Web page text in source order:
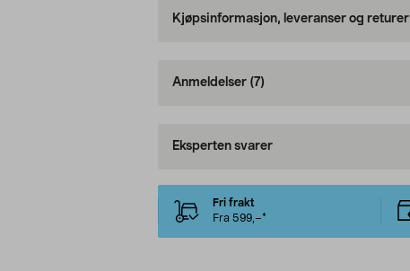
Kjøpsinformasjon, leveranser og returer
Anmeldelser (7)
Eksperten svarer
Fri frakt
Fra 599,–*